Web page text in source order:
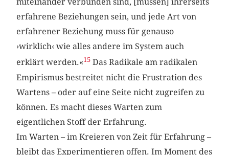
miteinander verbunden sind, [müssen] ihrerseits
erfahrene Beziehungen sein, und jede Art von
erfahrener Beziehung muss für genauso
›wirklich‹ wie alles andere im System auch
erklärt werden.«15 Das Radikale am radikalen
Empirismus bestreitet nicht die Frustration des
Wartens – oder auf eine Seite nicht zugreifen zu
können. Es macht dieses Warten zum
eigentlichen Stoff der Erfahrung.
Im Warten – im Kreieren von Zeit für Erfahrung –
bleibt das Experimentieren offen. Im Moment des